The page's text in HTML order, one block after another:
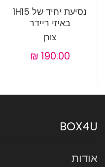
נסיעת יחיד של 1H15
באיזי ריידר
צורן
BOX4U
אודות